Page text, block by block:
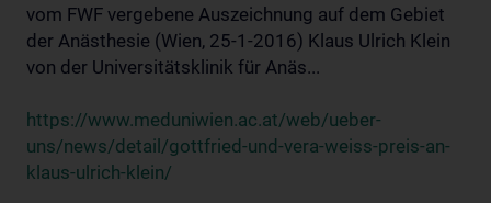
vom FWF vergebene Auszeichnung auf dem Gebiet
der Anästhesie (Wien, 25-1-2016) Klaus Ulrich Klein
von der Universitätsklinik für Anäs...
https://www.meduniwien.ac.at/web/ueber-
uns/news/detail/gottfried-und-vera-weiss-preis-an-
klaus-ulrich-klein/